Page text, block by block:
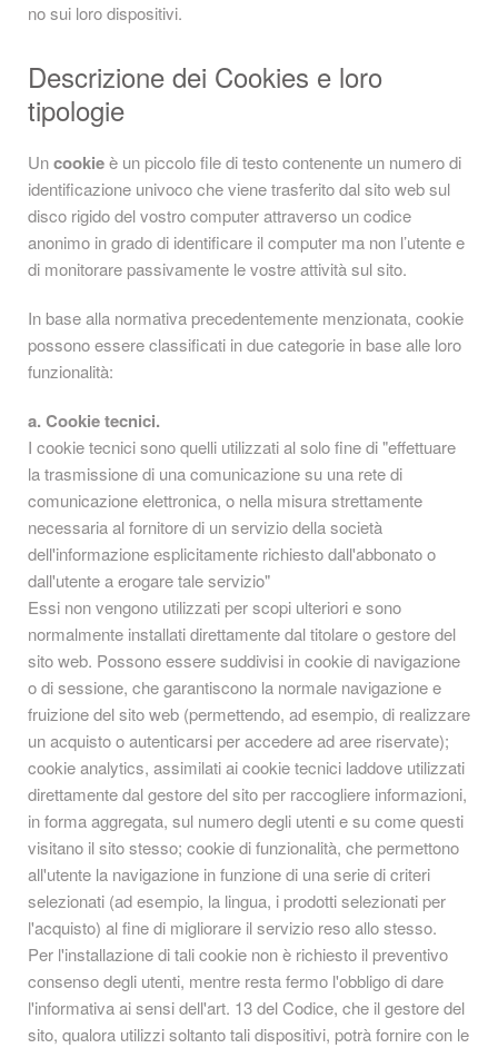
no sui loro dispositivi.
Descrizione dei Cookies e loro
tipologie
Uncookieè un piccolo file di testo contenente un numero di
identificazione univoco che viene trasferito dal sito web sul
disco rigido del vostro computer attraverso un codice
anonimo in grado di identificare il computer ma non l’utente e
di monitorare passivamente le vostre attività sul sito.
In base alla normativa precedentemente menzionata, cookie
possono essere classificati in due categorie in base alle loro
funzionalità:
a. Cookie tecnici.
I cookie tecnici sono quelli utilizzati al solo fine di "effettuare
la trasmissione di una comunicazione su una rete di
comunicazione elettronica, o nella misura strettamente
necessaria al fornitore di un servizio della società
dell'informazione esplicitamente richiesto dall'abbonato o
dall'utente a erogare tale servizio"
Essi non vengono utilizzati per scopi ulteriori e sono
normalmente installati direttamente dal titolare o gestore del
sito web. Possono essere suddivisi in cookie di navigazione
o di sessione, che garantiscono la normale navigazione e
fruizione del sito web (permettendo, ad esempio, di realizzare
un acquisto o autenticarsi per accedere ad aree riservate);
cookie analytics, assimilati ai cookie tecnici laddove utilizzati
direttamente dal gestore del sito per raccogliere informazioni,
in forma aggregata, sul numero degli utenti e su come questi
visitano il sito stesso; cookie di funzionalità, che permettono
all'utente la navigazione in funzione di una serie di criteri
selezionati (ad esempio, la lingua, i prodotti selezionati per
l'acquisto) al fine di migliorare il servizio reso allo stesso.
Per l'installazione di tali cookie non è richiesto il preventivo
consenso degli utenti, mentre resta fermo l'obbligo di dare
l'informativa ai sensi dell'art. 13 del Codice, che il gestore del
sito, qualora utilizzi soltanto tali dispositivi, potrà fornire con le